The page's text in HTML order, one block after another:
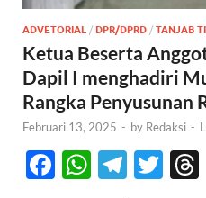
ADVETORIAL / DPR/DPRD / TANJAB
Ketua Beserta
Dapil I menghadiri
Rangka Penyusunan
Februari 13, 2025 - by Redaksi -
F
W T
T